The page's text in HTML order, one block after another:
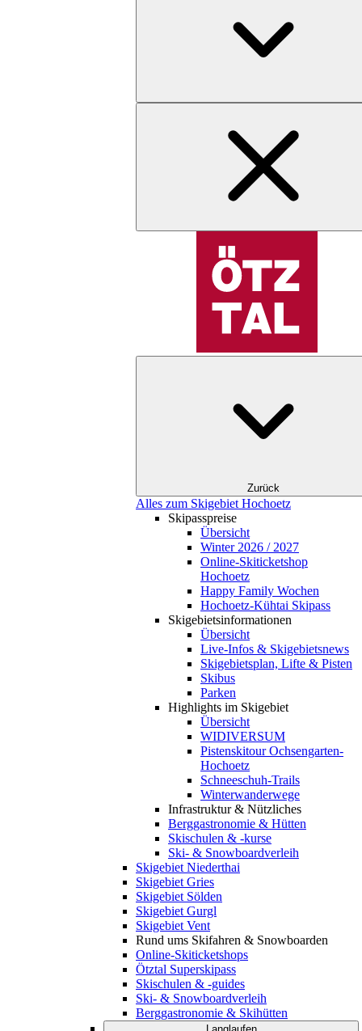
Zurück
Alles zum Skigebiet Hochoetz
Skipasspreise
Übersicht
Winter 2026 / 2027
Online-Skiticketshop
Hochoetz
Happy Family Wochen
Hochoetz-Kühtai Skipass
Skigebietsinformationen
Übersicht
Live-Infos & Skigebietsnews
Skigebietsplan, Lifte & Pisten
Skibus
Parken
Highlights im Skigebiet
Übersicht
WIDIVERSUM
Pistenskitour Ochsengarten-
Hochoetz
Schneeschuh-Trails
Winterwanderwege
Infrastruktur & Nützliches
Berggastronomie & Hütten
Skischulen & -kurse
Ski- & Snowboardverleih
Skigebiet Niederthai
Skigebiet Gries
Skigebiet Sölden
Skigebiet Gurgl
Skigebiet Vent
Rund ums Skifahren & Snowboarden
Online-Skiticketshops
Ötztal Superskipass
Skischulen & -guides
Ski- & Snowboardverleih
Berggastronomie & Skihütten